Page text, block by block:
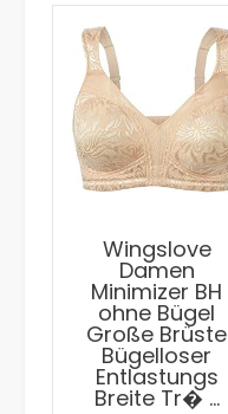
Wingslove
Damen
Minimizer BH
ohne Bügel
Große Brüste
Bügelloser
Entlastungs
Breite Tr� …